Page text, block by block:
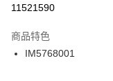
１．於結帳方式選擇「
２．訂單成立數日內，您
３．收到繳費通知簡訊後
ATM／網路銀行／等多元
每筆NT$100，滿
付款後門市自取
每筆NT$100，滿
11521590
商品特色
IM5768001